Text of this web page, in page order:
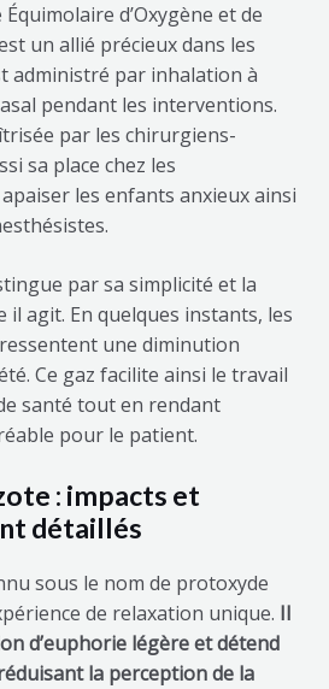
d’Oxygène et de
un allié précieux dans les
administré par inhalation à
pendant les interventions.
par les chirurgiens-
sa place chez les
les enfants anxieux ainsi
par sa simplicité et la
il agit. En quelques instants, les
une diminution
Ce gaz facilite ainsi le travail
santé tout en rendant
pour le patient.
: impacts et
détaillés
sous le nom de protoxyde
de relaxation unique. Il
d’euphorie légère et détend
la perception de la